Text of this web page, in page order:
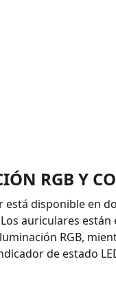
RGB Y
está disponible en
auriculares
RGB,
de estado